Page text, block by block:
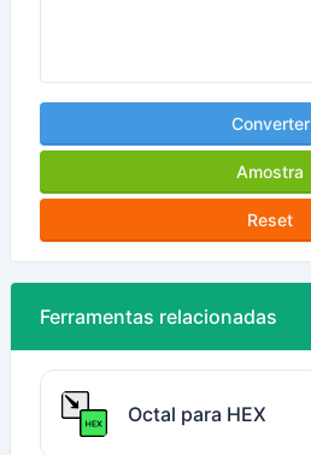
Converter
Amostra
Reset
Ferramentas relacionadas
Octal para HEX